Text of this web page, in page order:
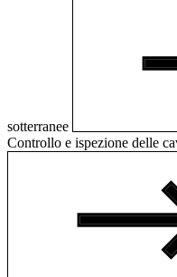
sotterranee
Controllo e ispezione delle